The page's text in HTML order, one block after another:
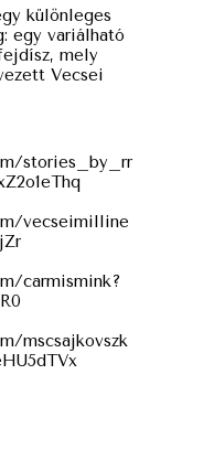
különleges
egy variálható
mely
Vecsei
stories_by_rr
vecseimilline
carmismink?
mscsajkovszk